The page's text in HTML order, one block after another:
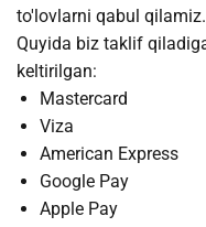
to'lovlarni qabul qilamiz.
Quyida biz taklif
keltirilgan:
Mastercard
Viza
American Express
Google Pay
Apple Pay